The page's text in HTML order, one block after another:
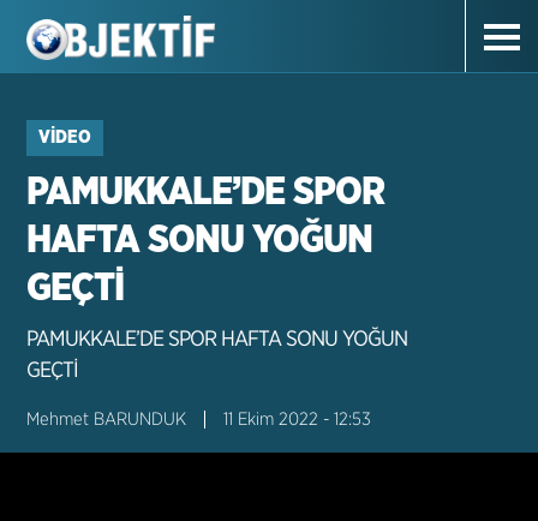
VIDEO
PAMUKKALE’DE SPOR
HAFTA SONU YOĞUN
GEÇTİ
PAMUKKALE’DE SPOR HAFTA SONU YOĞUN
GEÇTİ
Mehmet BARUNDUK 11 Ekim 2022 - 12:53